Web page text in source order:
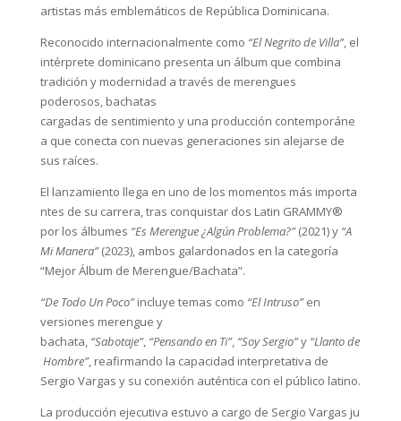
artistas más emblemáticos de República Dominicana.
Reconocido internacionalmente como “El Negrito de Villa”, el
intérprete dominicano presenta un álbum que combina
tradición y modernidad a través de merengues
poderosos, bachatas
cargadas de sentimiento y una producción contemporáne
a que conecta con nuevas generaciones sin alejarse de
sus raíces.
El lanzamiento llega en uno de los momentos más importa
ntes de su carrera, tras conquistar dos Latin GRAMMY®
por los álbumes “Es Merengue ¿Algún Problema?”(2021) y “A
Mi Manera”(2023), ambos galardonados en la categoría
“Mejor Álbum de Merengue/Bachata”.
“De Todo Un Poco”incluye temas como “El Intruso”en
versiones merengue y
bachata, “Sabotaje”, “Pensando en Ti”, “Soy Sergio”y “Llanto de
Hombre”, reafirmando la capacidad interpretativa de
Sergio Vargas y su conexión auténtica con el público latino.
La producción ejecutiva estuvo a cargo de Sergio Vargas ju